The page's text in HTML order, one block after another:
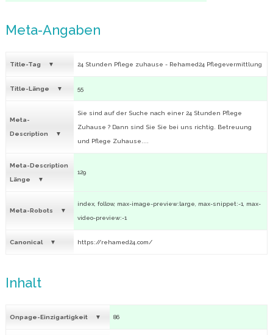
Meta-Angaben
Title-Tag 24 Stunden Pflege zuhause - Rehamed24 Pflegevermittlung
Title-Länge 55
Meta-
Description
Sie sind auf der Suche nach einer 24 Stunden Pflege
Zuhause ? Dann sind Sie Sie bei uns richtig. Betreuung
und Pflege Zuhause....
Meta-Description
Länge
129
Meta-Robots
index, follow, max-image-preview:large, max-snippet:-1, max-
video-preview:-1
Canonical https://rehamed24.com/
Inhalt
Onpage-Einzigartigkeit 86